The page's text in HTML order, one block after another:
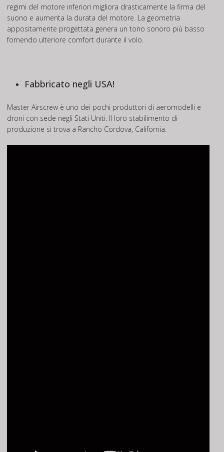
regimi del motore inferiori migliora drasticamente la firma del
suono e aumenta la durata del motore. La geometria
appositamente progettata genera un tono sonoro più basso
fornendo ulteriore comfort durante il volo.
Fabbricato negli USA!
Master Airscrew è uno dei pochi produttori di aeromodelli e
droni con sede negli Stati Uniti. Il loro stabilimento di
produzione si trova a Rancho Cordova, California.